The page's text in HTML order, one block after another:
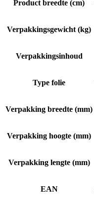
Product breedte (cm)
Verpakkingsgewicht (kg)
Verpakkingsinhoud
Type folie
Verpakking breedte (mm)
Verpakking hoogte (mm)
Verpakking lengte (mm)
EAN